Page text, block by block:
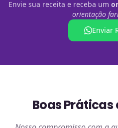
Envie sua receita e receba um
orientação
Enviar
Boas Práticas